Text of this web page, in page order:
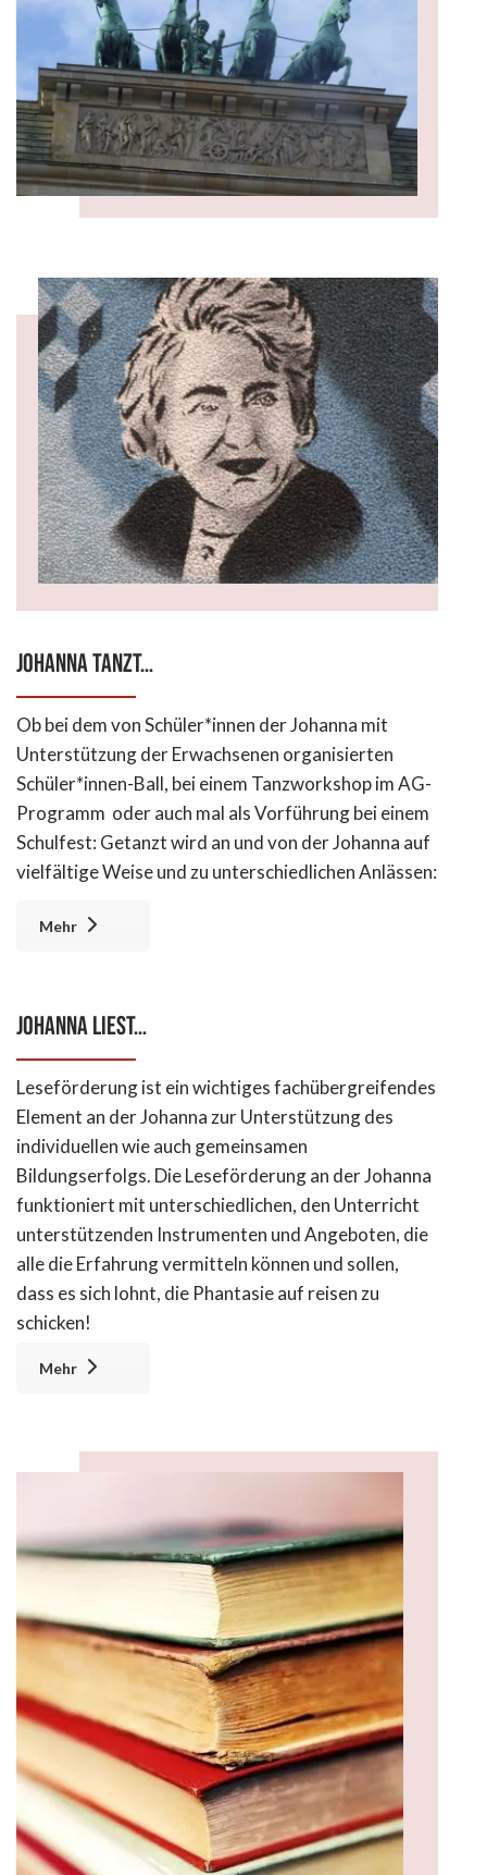
Johanna tanzt…
Ob bei dem von Schüler*innen der Johanna mit
Unterstützung der Erwachsenen organisierten
Schüler*innen-Ball, bei einem Tanzworkshop im AG-
Programm oder auch mal als Vorführung bei einem
Schulfest: Getanzt wird an und von der Johanna auf
vielfältige Weise und zu unterschiedlichen Anlässen:
Mehr
Johanna liest…
Leseförderung ist ein wichtiges fachübergreifendes
Element an der Johanna zur Unterstützung des
individuellen wie auch gemeinsamen
Bildungserfolgs. Die Leseförderung an der Johanna
funktioniert mit unterschiedlichen, den Unterricht
unterstützenden Instrumenten und Angeboten, die
alle die Erfahrung vermitteln können und sollen,
dass es sich lohnt, die Phantasie auf reisen zu
schicken!
Mehr